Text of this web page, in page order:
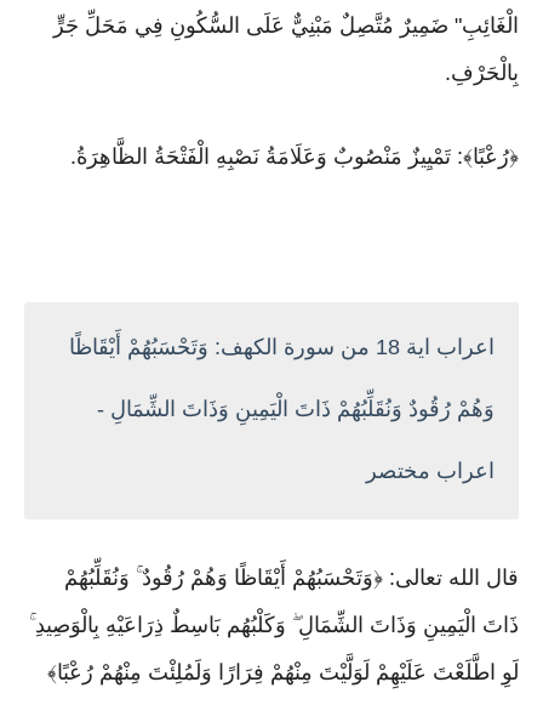
الْغَائِبِ" ضَمِيرٌ مُتَّصِلٌ مَبْنِيٌّ عَلَى السُّكُونِ فِي مَحَلِّ جَرٍّ
بِالْحَرْفِ.
﴿رُعْبًا﴾: تَمْيِيزٌ مَنْصُوبٌ وَعَلَامَةُ نَصْبِهِ الْفَتْحَةُ الظَّاهِرَةُ.
اعراب اية 18 من سورة الكهف: وَتَحْسَبُهُمْ أَيْقَاظًا
وَهُمْ رُقُودٌ وَنُقَلِّبُهُمْ ذَاتَ الْيَمِينِ وَذَاتَ الشِّمَالِ -
اعراب مختصر
قال الله تعالى: ﴿وَتَحْسَبُهُمْ أَيْقَاظًا وَهُمْ رُقُودٌ ۚ وَنُقَلِّبُهُمْ
ذَاتَ الْيَمِينِ وَذَاتَ الشِّمَالِ ۖ وَكَلْبُهُم بَاسِطٌ ذِرَاعَيْهِ بِالْوَصِيدِ ۚ
لَوِ اطَّلَعْتَ عَلَيْهِمْ لَوَلَّيْتَ مِنْهُمْ فِرَارًا وَلَمُلِئْتَ مِنْهُمْ رُعْبًا﴾